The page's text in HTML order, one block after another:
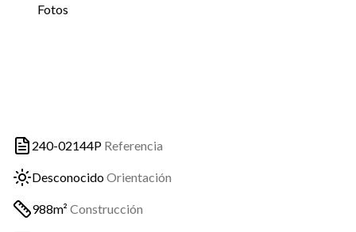
Fotos
240-02144P Referencia
DesconocidoOrientación
988m² Construcción